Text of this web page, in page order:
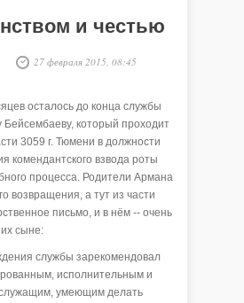
и честью
27 февраля 2015, 08:45
осталось до конца службы
который проходит
3059 г. Тюмени в должности
комендантского взвода роты
процесса. Родители Армана
возвращения, а тут из части
письмо, и в нём -- очень
сыне:
службы зарекомендовал
исполнительным и
умеющим делать